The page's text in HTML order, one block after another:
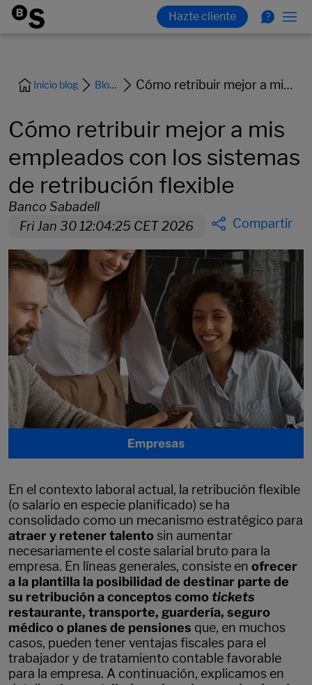
Inicio blog Blog Empresas Cómo retribuir mejor a mis empleados con los sistemas de retribución flexible
Cómo retribuir mejor a mis
empleados con los sistemas
de retribución flexible
Banco Sabadell
Fri Jan 30 12:04:25 CET 2026
Compartir
En el contexto laboral actual, la retribución flexible
(o salario en especie planificado) se ha
consolidado como un mecanismo estratégico para
atraer y retener talento sin aumentar
necesariamente el coste salarial bruto para la
empresa. En líneas generales, consiste en ofrecer
a la plantilla la posibilidad de destinar parte de
su retribución a conceptos como tickets
restaurante, transporte, guardería, seguro
médico o planes de pensiones que, en muchos
casos, pueden tener ventajas fiscales para el
trabajador y de tratamiento contable favorable
para la empresa. A continuación, explicamos en